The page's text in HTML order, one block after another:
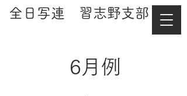
​全日写連 習志野支部
​6月例